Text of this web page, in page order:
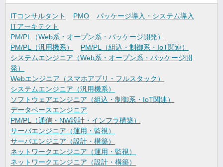
ITコンサルタント PMO
パッケージ導入・システム導入
ITアーキテクト
PM/PL（Web系・オープン系・パッケージ開発）
PM/PL（汎用機系）
PM/PL（組込・制御系・IoT関連）
システムエンジニア（Web系・オープン系・パッケージ開
発）
Webエンジニア（スマホアプリ・フルスタック）
システムエンジニア（汎用機系）
ソフトウェアエンジニア（組込・制御系・IoT関連）
データベースエンジニア
PM/PL（通信・NW設計・インフラ構築）
サーバエンジニア（運用・監視）
サーバエンジニア（設計・構築）
ネットワークエンジニア（運用・監視）
ネットワークエンジニア（設計・構築）